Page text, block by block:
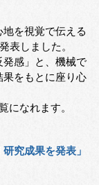
を視覚で伝える
表しました。
感」と、機械で
をもとに座り心
になれます。
究成果を発表」